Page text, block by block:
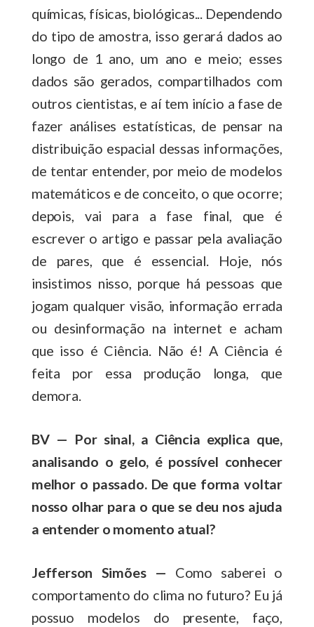
químicas, físicas, biológicas... Dependendo
do tipo de amostra, isso gerará dados ao
longo de 1 ano, um ano e meio; esses
dados são gerados, compartilhados com
outros cientistas, e aí tem início a fase de
fazer análises estatísticas, de pensar na
distribuição espacial dessas informações,
de tentar entender, por meio de modelos
matemáticos e de conceito, o que ocorre;
depois, vai para a fase final, que é
escrever o artigo e passar pela avaliação
de pares, que é essencial. Hoje, nós
insistimos nisso, porque há pessoas que
jogam qualquer visão, informação errada
ou desinformação na internet e acham
que isso é Ciência. Não é! A Ciência é
feita por essa produção longa, que
demora.
BV — Por sinal, a Ciência explica que,
analisando o gelo, é possível conhecer
melhor o passado. De que forma voltar
nosso olhar para o que se deu nos ajuda
a entender o momento atual?
Jefferson Simões — Como saberei o
comportamento do clima no futuro? Eu já
possuo modelos do presente, faço,